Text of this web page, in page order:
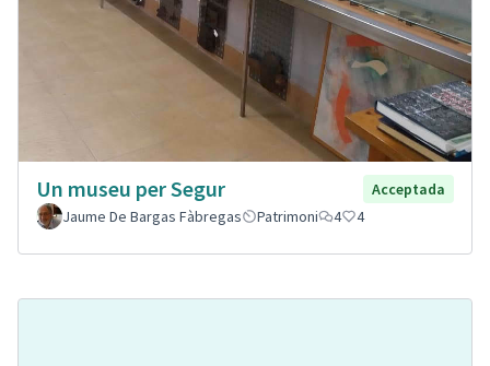
Un museu per Segur
Acceptada
Jaume De Bargas Fàbregas
Patrimoni 4 4